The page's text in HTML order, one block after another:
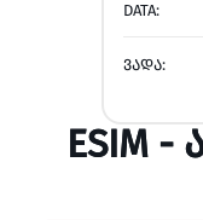
DATA:
ᲕᲐᲓᲐ:
ESIM -